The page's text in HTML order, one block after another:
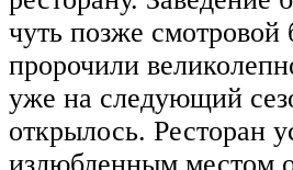
чуть позже
пророчили
уже на следующий
открылось. Ресторан
излюбленным местом